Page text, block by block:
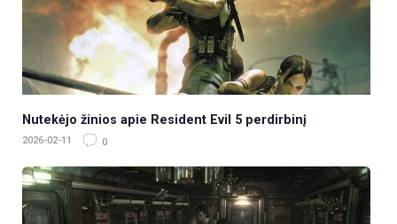
VIDEO
APŽVALGOS
ŽAIDIMAI
Nutekėjo žinios apie Resident Evil 5 perdirbinį
2026-02-11 0